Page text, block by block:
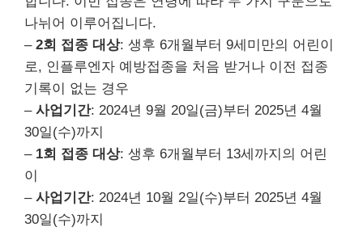
나뉘어 이루어집니다.
– 2회 접종 대상: 생후 6개월부터 9세미만의 어린이
로, 인플루엔자 예방접종을 처음 받거나 이전 접종
기록이 없는 경우
– 사업기간: 2024년 9월 20일(금)부터 2025년 4월
30일(수)까지
– 1회 접종 대상: 생후 6개월부터 13세까지의 어린
이
– 사업기간: 2024년 10월 2일(수)부터 2025년 4월
30일(수)까지